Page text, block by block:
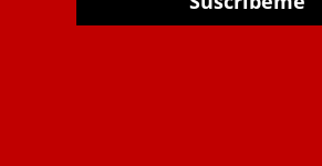
Europa donde